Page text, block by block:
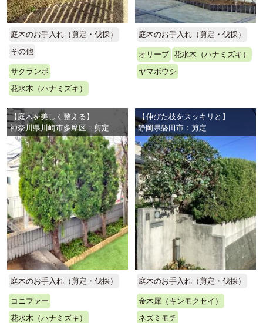
庭木のお手入れ（剪定・伐採）
その他
サクランボ
花水木（ハナミズキ）
庭木のお手入れ（剪定・伐採）
オリーブ 花水木（ハナミズキ）
ヤマボウシ
【庭木を美しく整える】
神奈川県川崎市多摩区：剪定
庭木のお手入れ（剪定・伐採）
コニファー
花水木（ハナミズキ）
【伸びた枝をスッキリと】
静岡県磐田市：剪定
庭木のお手入れ（剪定・伐採）
金木犀（キンモクセイ）
ネズミモチ